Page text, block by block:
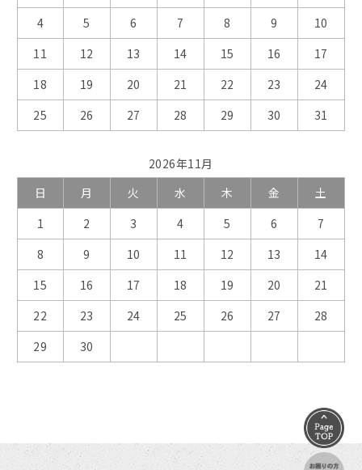
4
5 6 7 8 9
10
11
12 13 14 15 16
17
18
19 20 21 22 23
24
25
26 27 28 29 30 31
2026年11月
日
月 火 水 木 金
土
1
2 3 4 5 6
7
8
9 10 11 12 13
14
15
16 17 18 19 20
21
22
23 24 25 26 27
28
29
30